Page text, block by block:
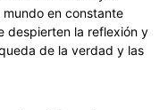
en constante
despierten la reflexión y
de la verdad y las